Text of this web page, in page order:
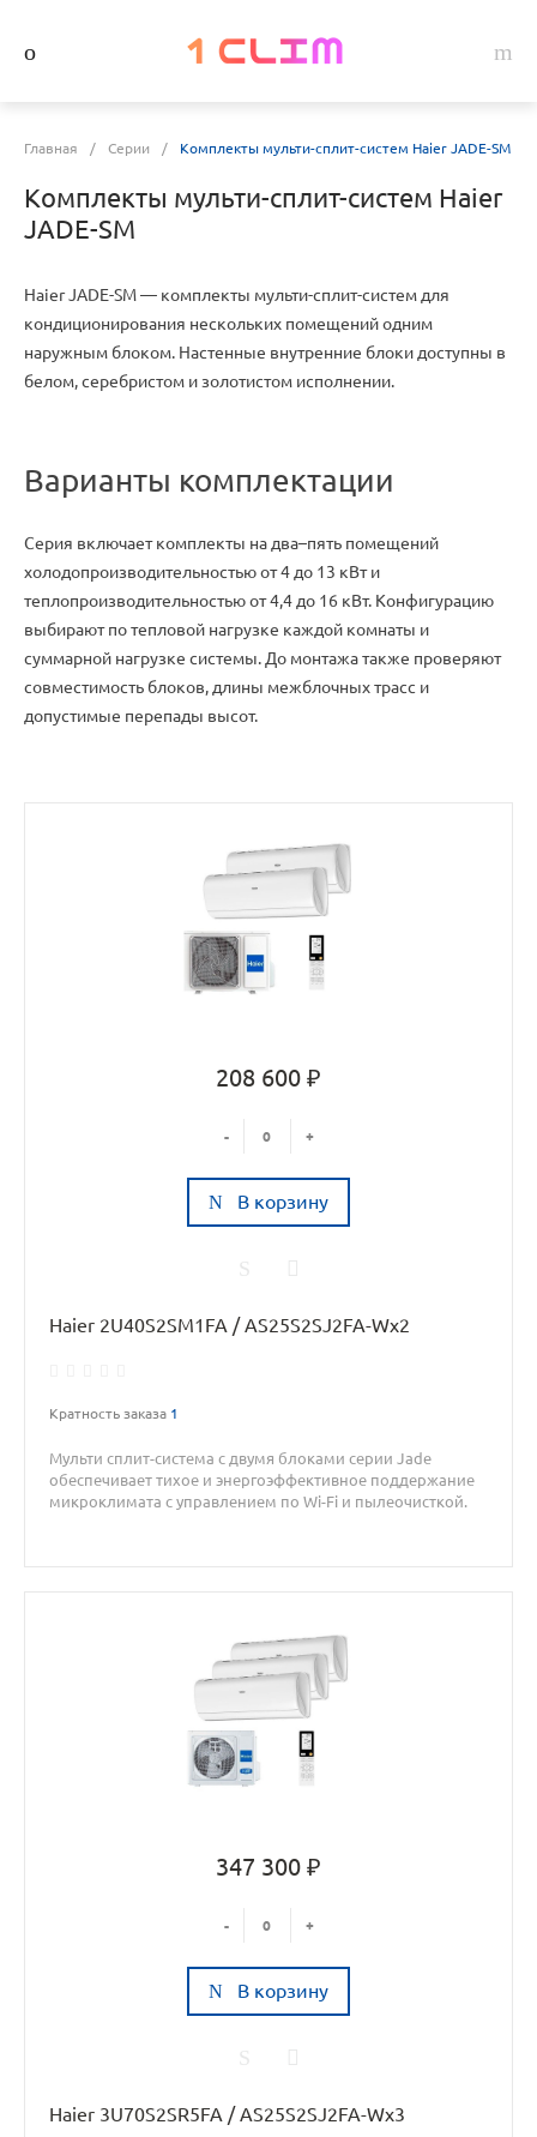
Главная / Серии / Комплекты мульти-сплит-систем Haier JADE-SM
Комплекты мульти-сплит-систем Haier
JADE-SM
Haier JADE-SM — комплекты мульти-сплит-систем для
кондиционирования нескольких помещений одним
наружным блоком. Настенные внутренние блоки доступны в
белом, серебристом и золотистом исполнении.
Варианты комплектации
Серия включает комплекты на два–пять помещений
холодопроизводительностью от 4 до 13 кВт и
теплопроизводительностью от 4,4 до 16 кВт. Конфигурацию
выбирают по тепловой нагрузке каждой комнаты и
суммарной нагрузке системы. До монтажа также проверяют
совместимость блоков, длины межблочных трасс и
допустимые перепады высот.
208 600 ₽
- +
В корзину
Haier 2U40S2SM1FA / AS25S2SJ2FA-Wx2
Кратность заказа 1
Мульти сплит-система с двумя блоками серии Jade
обеспечивает тихое и энергоэффективное поддержание
микроклимата с управлением по Wi-Fi и пылеочисткой.
347 300 ₽
- +
В корзину
Haier 3U70S2SR5FA / AS25S2SJ2FA-Wx3